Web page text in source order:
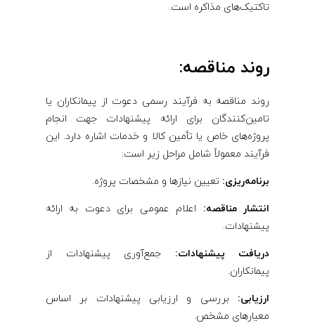
تاکتیک‌های مذاکره است.
روند مناقصه:
روند مناقصه به فرآیند رسمی دعوت از پیمانکاران یا
تامین‌کنندگان برای ارائه پیشنهادات جهت انجام
پروژه‌های خاص یا تأمین کالا و خدمات اشاره دارد. این
فرآیند معمولاً شامل مراحل زیر است:
برنامه‌ریزی: تعیین نیازها و مشخصات پروژه.
انتشار مناقصه: اعلام عمومی برای دعوت به ارائه
پیشنهادات.
دریافت پیشنهادات: جمع‌آوری پیشنهادات از
پیمانکاران.
ارزیابی: بررسی و ارزیابی پیشنهادات بر اساس
معیارهای مشخص.